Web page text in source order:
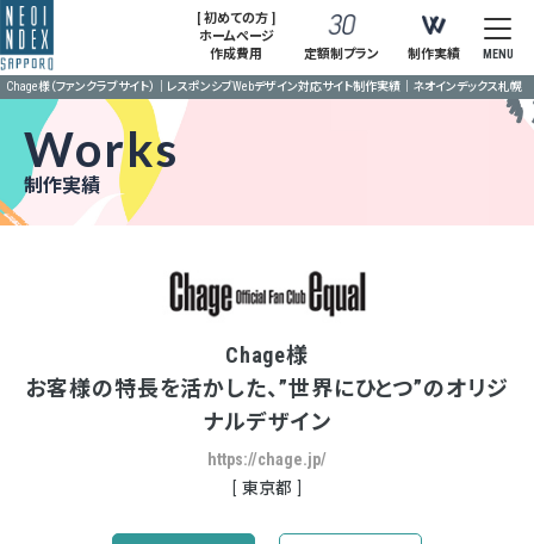
[ 初めての方 ]
ホームページ
作成費用
定額制プラン 制作実績 MENU
Chage様（ファンクラブサイト）｜レスポンシブWebデザイン対応サイト制作実績｜ネオインデックス札幌
Works
制作実績
Chage様
お客様の特長を活かした、”世界にひとつ”のオリジ
ナルデザイン
https://chage.jp/
東京都